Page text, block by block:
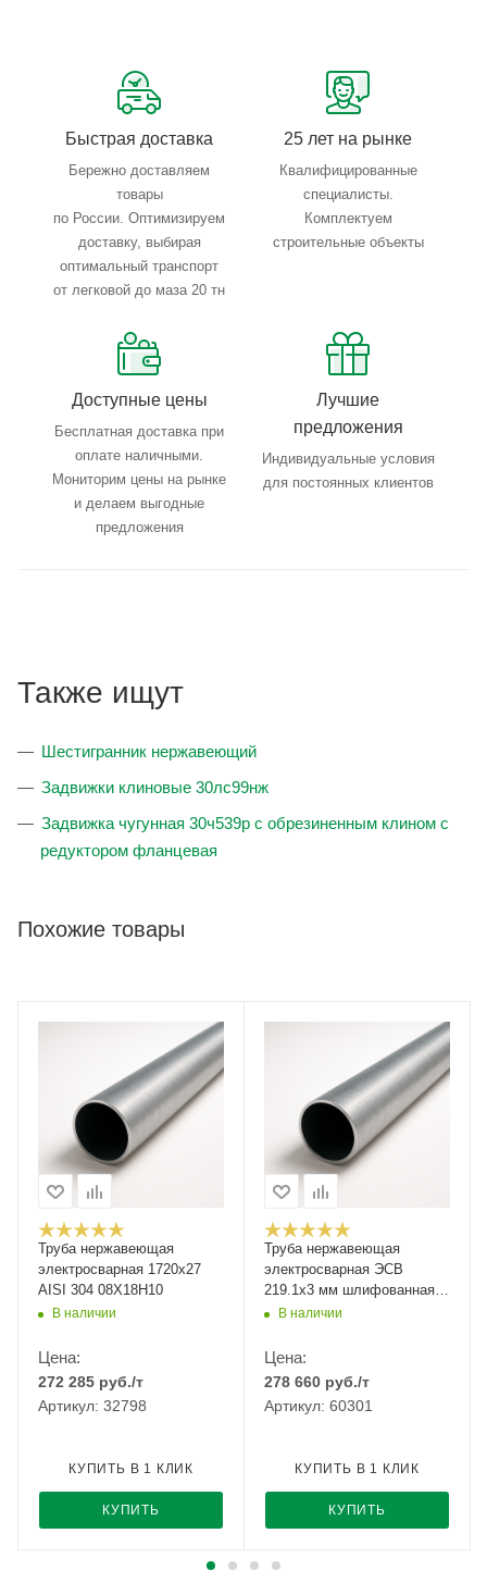
Тройной весовой контроль: въезд, погрузка, выезд
Быстрая доставка
Бережно доставляем
товары
по России. Оптимизируем
доставку, выбирая
оптимальный транспорт
от легковой до маза 20 тн
25 лет на рынке
Квалифицированные
специалисты.
Комплектуем
строительные объекты
Доступные цены
Бесплатная доставка при
оплате наличными.
Мониторим цены на рынке
и делаем выгодные
предложения
Лучшие
предложения
Индивидуальные условия
для постоянных клиентов
Также ищут
Шестигранник нержавеющий
Задвижки клиновые 30лс99нж
Задвижка чугунная 30ч539р с обрезиненным клином с
редуктором фланцевая
Похожие товары
Труба нержавеющая
электросварная 1720х27
AISI 304 08Х18Н10
В наличии
Цена:
272 285 руб./т
Артикул: 32798
КУПИТЬ
КУПИТЬ В 1 КЛИК
Труба нержавеющая
электросварная ЭСВ
219.1х3 мм шлифованная
ASTM A554
В наличии
Цена:
278 660 руб./т
Артикул: 60301
КУПИТЬ
КУПИТЬ В 1 КЛИК